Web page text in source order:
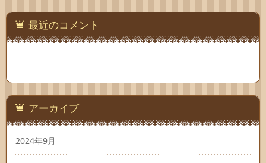
最近のコメント
アーカイブ
2024年9月